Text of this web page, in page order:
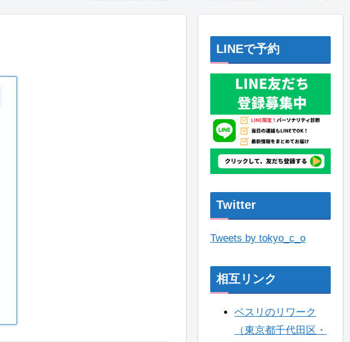
LINEで予約
Twitter
Tweets by tokyo_c_o
相互リンク
ベスリのリワーク
（東京都千代田区・